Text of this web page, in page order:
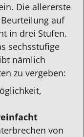
Die allererste
auf
in drei Stufen.
sechsstufige
nämlich
zu vergeben:
von